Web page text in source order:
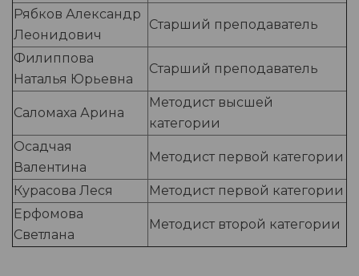
Рябков Александр
Леонидович
Старший преподаватель
Филиппова
Наталья Юрьевна
Старший преподаватель
Саломаха Арина
Методист высшей
категории
Осадчая
Валентина
Методист первой категории
Курасова Леся
Методист первой категории
Ерфомова
Светлана
Методист второй категории